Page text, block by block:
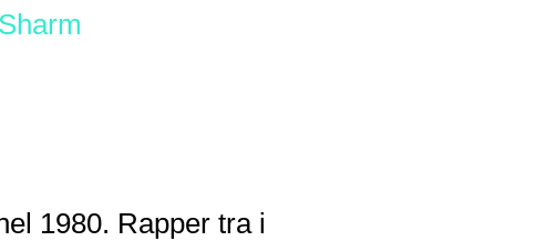
1980. Rapper tra i